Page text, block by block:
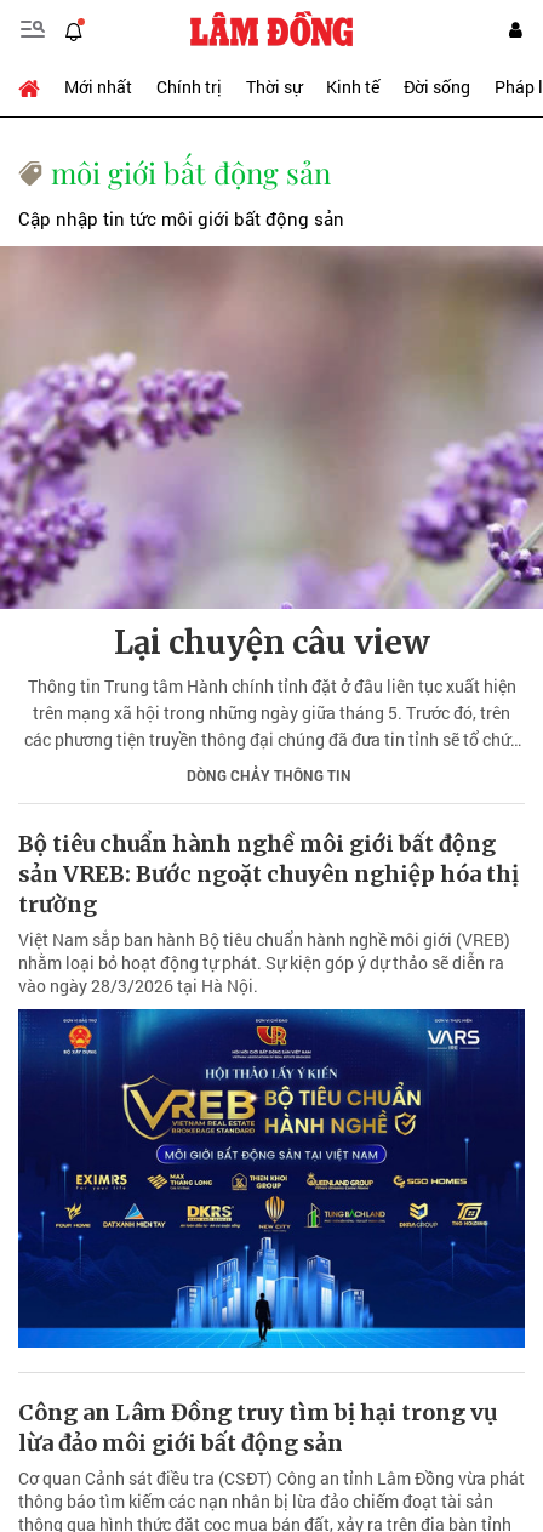
Mới nhất Chính trị Thời sự Kinh tế Đời sống Pháp
môi giới bất động sản
Cập nhập tin tức môi giới bất động sản
Lại chuyện câu view
Thông tin Trung tâm Hành chính tỉnh đặt ở đâu liên tục xuất hiện
trên mạng xã hội trong những ngày giữa tháng 5. Trước đó, trên
các phương tiện truyền thông đại chúng đã đưa tin tỉnh sẽ tổ chức
nhiều cuộc họp để xem xét điều chỉnh Quy hoạch tỉnh Lâm Đồng
DÒNG CHẢY THÔNG TIN
Bộ tiêu chuẩn hành nghề môi giới bất động
sản VREB: Bước ngoặt chuyên nghiệp hóa thị
trường
Việt Nam sắp ban hành Bộ tiêu chuẩn hành nghề môi giới (VREB)
nhằm loại bỏ hoạt động tự phát. Sự kiện góp ý dự thảo sẽ diễn ra
vào ngày 28/3/2026 tại Hà Nội.
Công an Lâm Đồng truy tìm bị hại trong vụ
lừa đảo môi giới bất động sản
Cơ quan Cảnh sát điều tra (CSĐT) Công an tỉnh Lâm Đồng vừa phát
thông báo tìm kiếm các nạn nhân bị lừa đảo chiếm đoạt tài sản
thông qua hình thức đặt cọc mua bán đất, xảy ra trên địa bàn tỉnh